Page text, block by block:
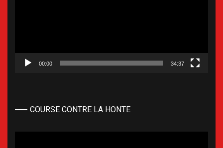
00:00 34:37
COURSE CONTRE LA HONTE